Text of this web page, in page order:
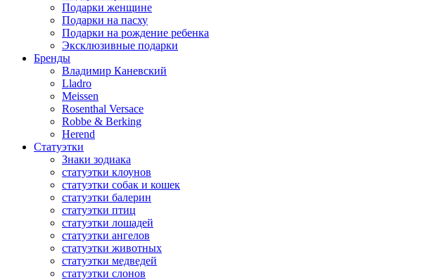
Подарки женщине
Подарки на пасху
Подарки на рождение ребенка
Эксклюзивные подарки
Бренды
Владимир Каневский
Lladro
Meissen
Rosenthal Versace
Robbe & Berking
Herend
Статуэтки
Знаки зодиака
статуэтки клоунов
статуэтки собак и кошек
статуэтки балерин
статуэтки птиц
статуэтки лошадей
статуэтки ангелов
статуэтки животных
статуэтки медведей
статуэтки слонов